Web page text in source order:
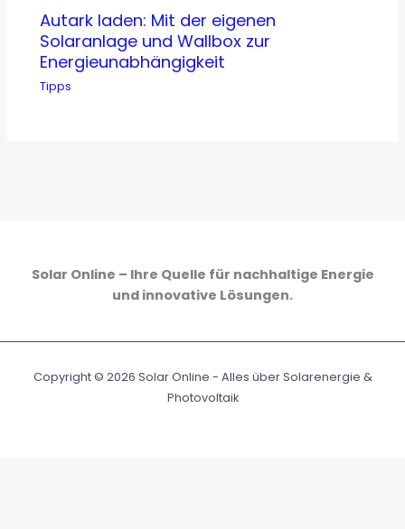
Autark laden: Mit der eigenen
Solaranlage und Wallbox zur
Energieunabhängigkeit
Tipps
Solar Online – Ihre Quelle für nachhaltige Energie
und innovative Lösungen.
Copyright © 2026 Solar Online - Alles über Solarenergie &
Photovoltaik